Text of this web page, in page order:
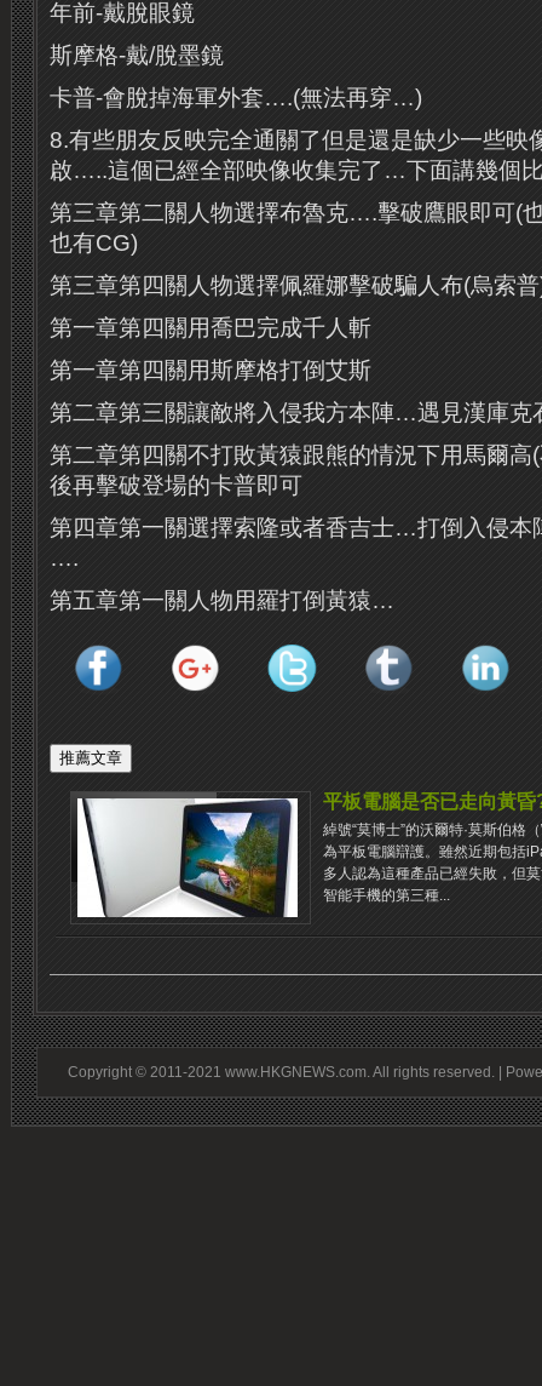
年前-戴脫眼鏡
斯摩格-戴/脫墨鏡
卡普-會脫掉海軍外套….(無法再穿…)
8.有些朋友反映完全通關了但是還是缺少一些映
啟…..這個已經全部映像收集完了…下面講幾個
第三章第二關人物選擇布魯克….擊破鷹眼即可(
也有CG)
第三章第四關人物選擇佩羅娜擊破騙人布(烏索
第一章第四關用喬巴完成千人斬
第一章第四關用斯摩格打倒艾斯
第二章第三關讓敵將入侵我方本陣…遇見漢庫克
第二章第四關不打敗黃猿跟熊的情況下用馬爾高
後再擊破登場的卡普即可
第四章第一關選擇索隆或者香吉士…打倒入侵本
….
第五章第一關人物用羅打倒黃猿…
平板電腦是否已走向黃昏
綽號“莫博士”的沃爾特·莫斯伯格
為平板電腦辯護。雖然近期包括
多人認為這種產品已經失敗，但
智能手機的第三種...
Copyright © 2011-2021 www.HKGNEWS.com. All rights reserved. |